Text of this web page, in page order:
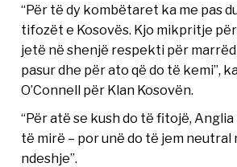
“Për të dy kombëtaret ka me pas
tifozët e Kosovës. Kjo mikpritje
jetë në shenjë respekti për
pasur dhe për ato që do të kemi”,
O’Connell për Klan Kosovën.
“Për atë se kush do të fitojë,
të mirë – por unë do të jem neutral
ndeshje”.